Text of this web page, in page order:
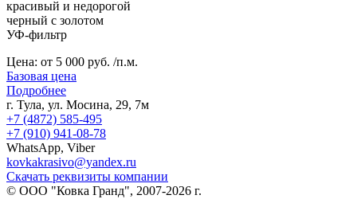
красивый и недорогой
черный с золотом
УФ-фильтр
Цена: от 5 000 руб. /п.м.
Базовая цена
Подробнее
г. Тула, ул. Мосина, 29, 7м
+7 (4872) 585-495
+7 (910) 941-08-78
WhatsApp, Viber
kovkakrasivo@yandex.ru
Скачать реквизиты компании
© ООО "Ковка Гранд", 2007-2026 г.